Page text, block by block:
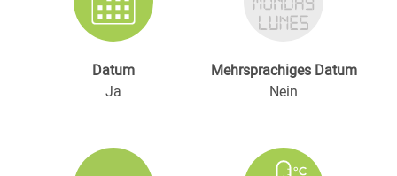
Datum
Ja
Mehrsprachiges Datum
Nein